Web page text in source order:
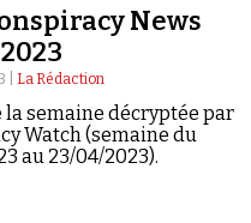
News
| La Rédaction
la semaine décryptée par
Watch (semaine du
au 23/04/2023).